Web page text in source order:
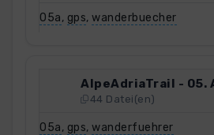
05a, gps, wanderbuecher
AlpeAdriaTrail - 05.
44 Datei(en)
05a, gps, wanderfuehrer